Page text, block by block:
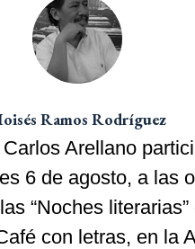
Ramos Rodríguez
Arellano
6 de agosto, a las
“Noches literarias”
con letras, en la